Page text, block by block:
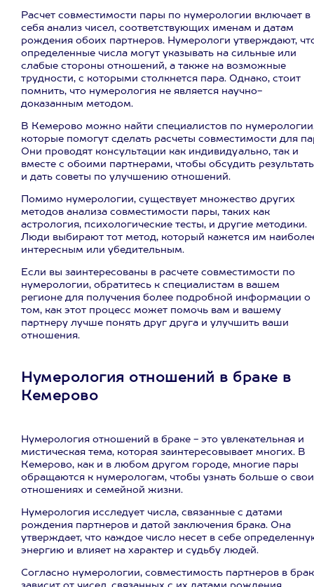
Расчет совместимости пары по нумерологии включает в
себя анализ чисел, соответствующих именам и датам
рождения обоих партнеров. Нумерологи утверждают,
определенные числа могут указывать на сильные или
слабые стороны отношений, а также на возможные
трудности, с которыми столкнется пара. Однако, стоит
помнить, что нумерология не является научно-
доказанным методом.
В Кемерово можно найти специалистов по
которые помогут сделать расчеты совместимости для
Они проводят консультации как индивидуально, так и
вместе с обоими партнерами, чтобы обсудить
и дать советы по улучшению отношений.
Помимо нумерологии, существует множество других
методов анализа совместимости пары, таких как
астрология, психологические тесты, и другие методики.
Люди выбирают тот метод, который кажется им
интересным или убедительным.
Если вы заинтересованы в расчете совместимости по
нумерологии, обратитесь к специалистам в вашем
регионе для получения более подробной информации о
том, как этот процесс может помочь вам и вашему
партнеру лучше понять друг друга и улучшить ваши
отношения.
Нумерология отношений в браке в
Кемерово
Нумерология отношений в браке - это увлекательная и
мистическая тема, которая заинтересовывает многих. В
Кемерово, как и в любом другом городе, многие пары
обращаются к нумерологам, чтобы узнать больше о
отношениях и семейной жизни.
Нумерология исследует числа, связанные с датами
рождения партнеров и датой заключения брака. Она
утверждает, что каждое число несет в себе
энергию и влияет на характер и судьбу людей.
Согласно нумерологии, совместимость партнеров в